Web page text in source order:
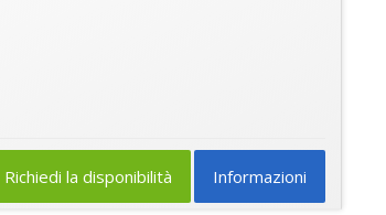
Informazioni
Richiedi la disponibilità